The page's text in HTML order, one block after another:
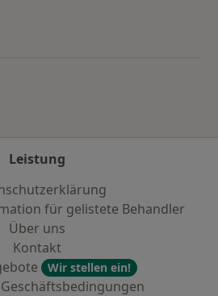
Leistung
für gelistete Behandler
Über uns
Kontakt
Wir stellen ein!